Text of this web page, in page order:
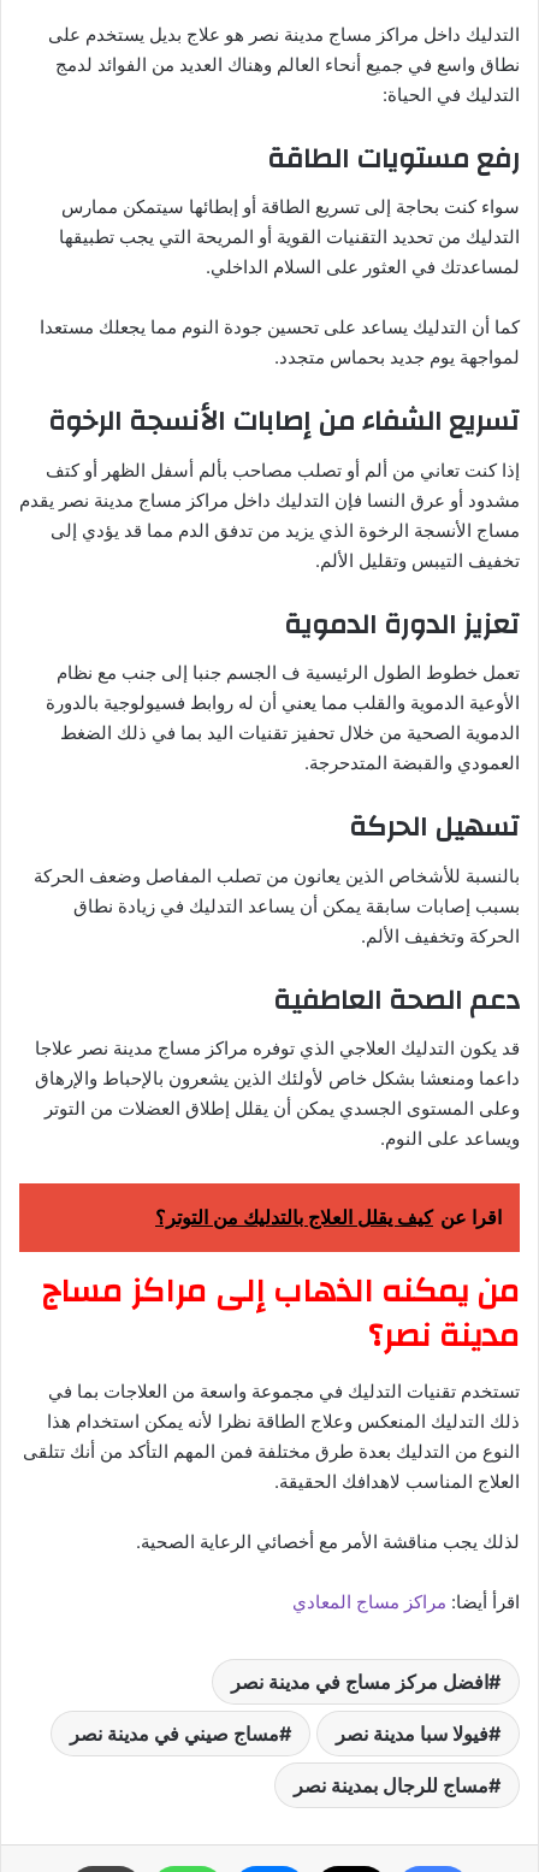
التدليك داخل مراكز مساج مدينة نصر هو علاج بديل يستخدم على
نطاق واسع في جميع أنحاء العالم وهناك العديد من الفوائد لدمج
التدليك في الحياة:
رفع مستويات الطاقة
سواء كنت بحاجة إلى تسريع الطاقة أو إبطائها سيتمكن ممارس
التدليك من تحديد التقنيات القوية أو المريحة التي يجب تطبيقها
لمساعدتك في العثور على السلام الداخلي.
كما أن التدليك يساعد على تحسين جودة النوم مما يجعلك مستعدا
لمواجهة يوم جديد بحماس متجدد.
تسريع الشفاء من إصابات الأنسجة الرخوة
إذا كنت تعاني من ألم أو تصلب مصاحب بألم أسفل الظهر أو كتف
مشدود أو عرق النسا فإن التدليك داخل مراكز مساج مدينة نصر يقدم
مساج الأنسجة الرخوة الذي يزيد من تدفق الدم مما قد يؤدي إلى
تخفيف التيبس وتقليل الألم.
تعزيز الدورة الدموية
تعمل خطوط الطول الرئيسية ف الجسم جنبا إلى جنب مع نظام
الأوعية الدموية والقلب مما يعني أن له روابط فسيولوجية بالدورة
الدموية الصحية من خلال تحفيز تقنيات اليد بما في ذلك الضغط
العمودي والقبضة المتدحرجة.
تسهيل الحركة
بالنسبة للأشخاص الذين يعانون من تصلب المفاصل وضعف الحركة
بسبب إصابات سابقة يمكن أن يساعد التدليك في زيادة نطاق
الحركة وتخفيف الألم.
دعم الصحة العاطفية
قد يكون التدليك العلاجي الذي توفره مراكز مساج مدينة نصر علاجا
داعما ومنعشا بشكل خاص لأولئك الذين يشعرون بالإحباط والإرهاق
وعلى المستوى الجسدي يمكن أن يقلل إطلاق العضلات من التوتر
ويساعد على النوم.
اقرا عن كيف يقلل العلاج بالتدليك من التوتر؟
من يمكنه الذهاب إلى مراكز مساج
مدينة نصر؟
تستخدم تقنيات التدليك في مجموعة واسعة من العلاجات بما في
ذلك التدليك المنعكس وعلاج الطاقة نظرا لأنه يمكن استخدام هذا
النوع من التدليك بعدة طرق مختلفة فمن المهم التأكد من أنك تتلقى
العلاج المناسب لاهدافك الحقيقة.
لذلك يجب مناقشة الأمر مع أخصائي الرعاية الصحية.
اقرأ أيضا: مراكز مساج المعادي
افضل مركز مساج في مدينة نصر
فيولا سبا مدينة نصر مساج صيني في مدينة نصر
مساج للرجال بمدينة نصر